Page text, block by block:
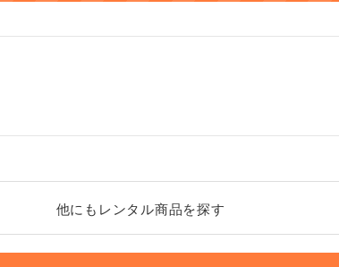
他にもレンタル商品を探す